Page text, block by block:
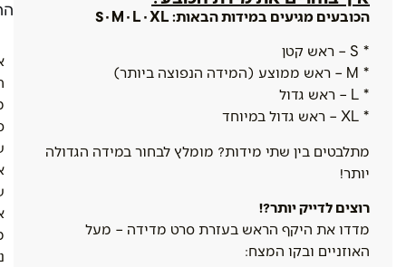
הכובעים מגיעים במידות הבאות: S · M · L · XL
* S – ראש קטן
* M – ראש ממוצע (המידה הנפוצה ביותר)
* L – ראש גדול
* XL – ראש גדול במיוחד
מתלבטים בין שתי מידות? מומלץ לבחור במידה הגדולה
יותר!
רוצים לדייק יותר?!
מדדו את היקף הראש בעזרת סרט מדידה – מעל
האוזניים ובקו המצח: